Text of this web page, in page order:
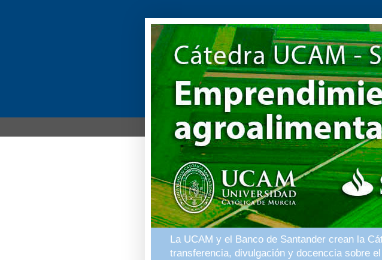
La UCAM y el Banco de Santander crean la
transferencia, divulgación y docenccia sobre